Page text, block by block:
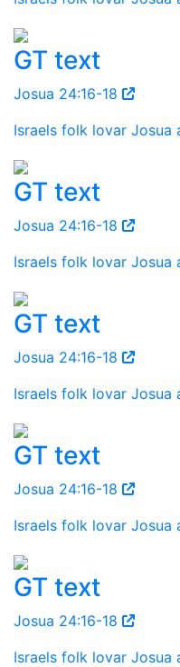
GT text
Josua 24:16-18
Israels folk lovar
GT text
Josua 24:16-18
Israels folk lovar
GT text
Josua 24:16-18
Israels folk lovar
GT text
Josua 24:16-18
Israels folk lovar
GT text
Josua 24:16-18
Israels folk lovar